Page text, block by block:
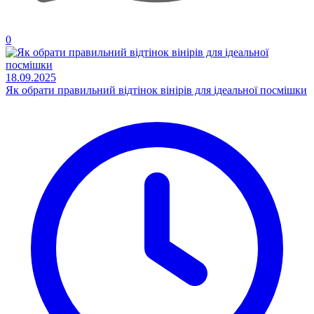
0
18.09.2025
Як обрати правильний відтінок вінірів для ідеальної посмішки